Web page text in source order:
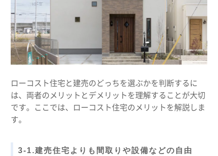
ローコスト住宅と建売のどっちを選ぶかを判断するに
は、両者のメリットとデメリットを理解することが大切
です。ここでは、ローコスト住宅のメリットを解説しま
す。
3-1.建売住宅よりも間取りや設備などの自由